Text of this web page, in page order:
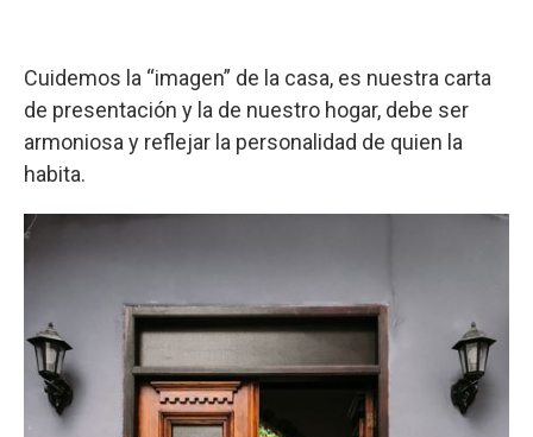
Cuidemos la “imagen” de la casa, es nuestra carta
de presentación y la de nuestro hogar, debe ser
armoniosa y reflejar la personalidad de quien la
habita.